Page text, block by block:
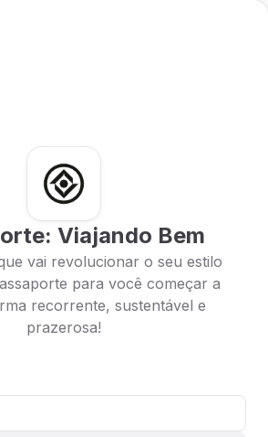
Viajando Bem
vai revolucionar o seu estilo
para você começar a
recorrente, sustentável e
prazerosa!